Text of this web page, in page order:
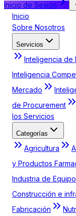
Inicio de Sesión
Inicio
Sobre Nosotros
Servicios
Inteligencia de
Inteligencia
Mercado
de Procurement
los Servicios
Categorías
Agricultura
y Productos
Industria de
Construcción e
Fabricación